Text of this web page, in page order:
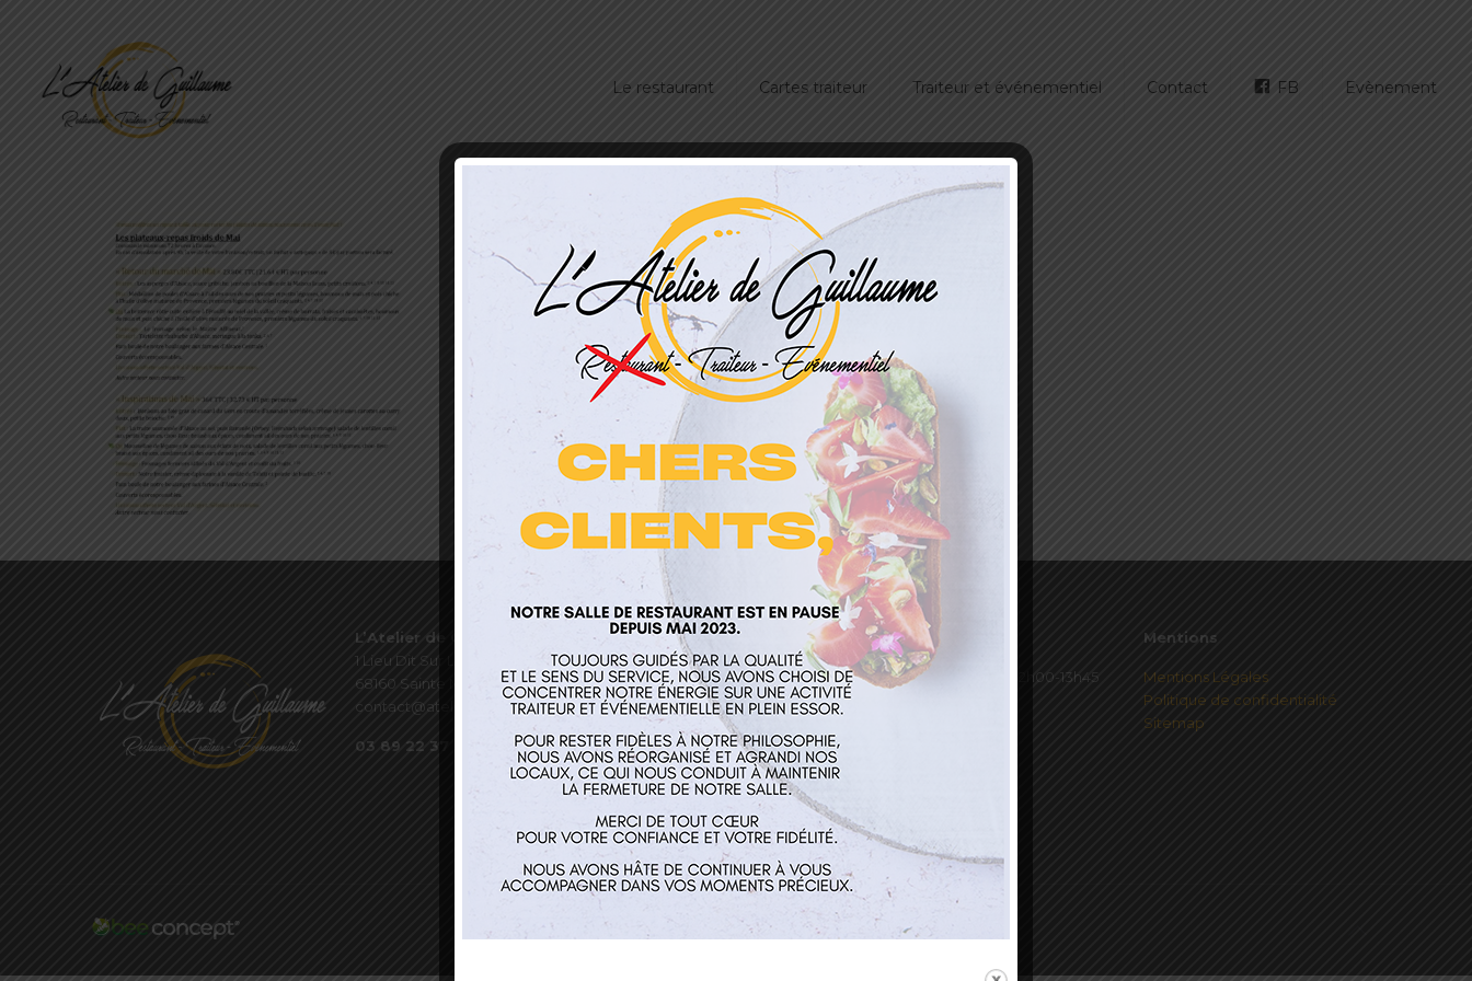
Le restaurant Cartes traiteur Traiteur et événementiel Contact FB Evènement
L’Atelier de Guillaume
1 Lieu Dit Sur Les Prés
68160 Sainte Marie Aux Mines
contact@atelierdeguillaume.fr
03 89 22 37 08
Nos services
Restaurant
Traiteur et événementiel
Contact
Horaires
Mardi au Vendredi 12h00-13h45
Mentions
Mentions Légales
Politique de confidentialité
Sitemap